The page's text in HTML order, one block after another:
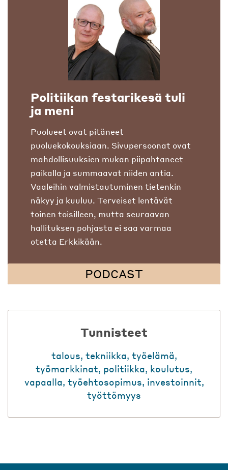
Politiikan festarikesä tuli
ja meni
Puolueet ovat pitäneet
puoluekokouksiaan. Sivupersoonat ovat
mahdollisuuksien mukan piipahtaneet
paikalla ja summaavat niiden antia.
Vaaleihin valmistautuminen tietenkin
näkyy ja kuuluu. Terveiset lentävät
toinen toisilleen, mutta seuraavan
hallituksen pohjasta ei saa varmaa
otetta Erkkikään.
PODCAST
Tunnisteet
talous, tekniikka, työelämä,
työmarkkinat, politiikka, koulutus,
vapaalla, työehtosopimus, investoinnit,
työttömyys